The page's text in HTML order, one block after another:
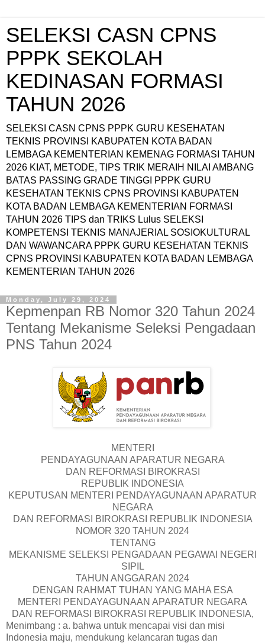
SELEKSI CASN CPNS
PPPK SEKOLAH
KEDINASAN FORMASI
TAHUN 2026
SELEKSI CASN CPNS PPPK GURU KESEHATAN
TEKNIS PROVINSI KABUPATEN KOTA BADAN
LEMBAGA KEMENTERIAN KEMENAG FORMASI TAHUN
2026 KIAT, METODE, TIPS TRIK MERAIH NILAI AMBANG
BATAS PASSING GRADE TINGGI PPPK GURU
KESEHATAN TEKNIS CPNS PROVINSI KABUPATEN
KOTA BADAN LEMBAGA KEMENTERIAN FORMASI
TAHUN 2026 TIPS dan TRIKS Lulus SELEKSI
KOMPETENSI TEKNIS MANAJERIAL SOSIOKULTURAL
DAN WAWANCARA PPPK GURU KESEHATAN TEKNIS
CPNS PROVINSI KABUPATEN KOTA BADAN LEMBAGA
KEMENTERIAN TAHUN 2026
Monday, July 29, 2024
Kepmenpan RB Nomor 320 Tahun 2024
Tentang Mekanisme Seleksi Pengadaan
PNS Tahun 2024
MENTERI
PENDAYAGUNAAN APARATUR NEGARA
DAN REFORMASI BIROKRASI
REPUBLIK INDONESIA
KEPUTUSAN MENTERI PENDAYAGUNAAN APARATUR
NEGARA
DAN REFORMASI BIROKRASI REPUBLIK INDONESIA
NOMOR 320 TAHUN 2024
TENTANG
MEKANISME SELEKSI PENGADAAN PEGAWAI NEGERI
SIPIL
TAHUN ANGGARAN 2024
DENGAN RAHMAT TUHAN YANG MAHA ESA
MENTERI PENDAYAGUNAAN APARATUR NEGARA
DAN REFORMASI BIROKRASI REPUBLIK INDONESIA,
Menimbang : a. bahwa untuk mencapai visi dan misi
Indonesia maju, mendukung kelancaran tugas dan